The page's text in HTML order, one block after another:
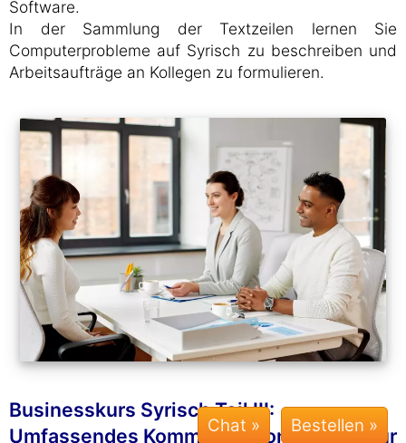
Software.
In der Sammlung der Textzeilen lernen Sie
Computerprobleme auf Syrisch zu beschreiben und
Arbeitsaufträge an Kollegen zu formulieren.
Businesskurs Syrisch Teil III:
Umfassendes Kommunikationswissen für
Chat »